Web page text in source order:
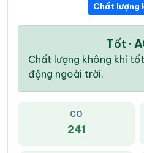
Chất lượng
Tốt ·
Chất lượng không khí
động ngoài trời.
CO
241